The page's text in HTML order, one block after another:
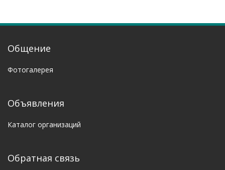
Общение
Фотогалерея
Объявления
Каталог организаций
Обратная связь